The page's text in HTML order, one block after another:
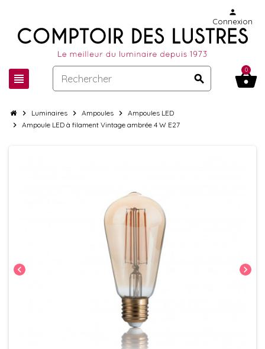
view_headline search
person
Connexion
shopping_basket
0
chevron_right Luminaires chevron_right Ampoules chevron_right Ampoules LED
chevron_right Ampoule LED à filament Vintage ambrée 4 W E27
chevron_left chevron_right